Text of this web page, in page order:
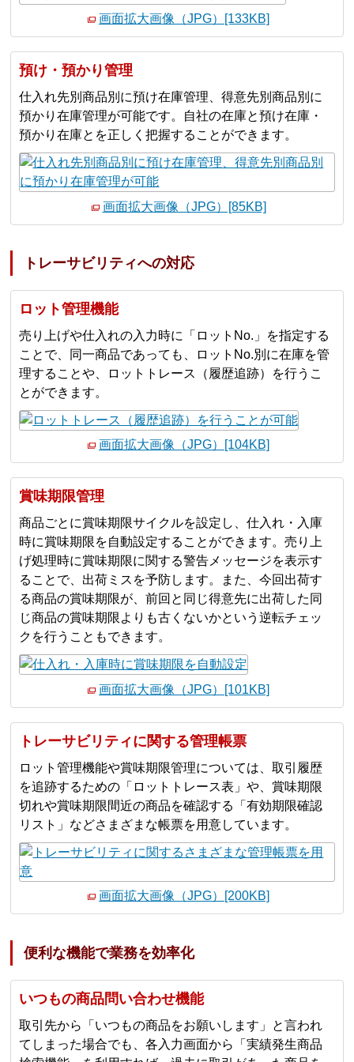
画面拡大画像（JPG）[133KB]
預け・預かり管理
仕入れ先別商品別に預け在庫管理、得意先別商品別に
預かり在庫管理が可能です。自社の在庫と預け在庫・
預かり在庫とを正しく把握することができます。
画面拡大画像（JPG）[85KB]
トレーサビリティへの対応
ロット管理機能
売り上げや仕入れの入力時に「ロットNo.」を指定する
ことで、同一商品であっても、ロットNo.別に在庫を管
理することや、ロットトレース（履歴追跡）を行うこ
とができます。
画面拡大画像（JPG）[104KB]
賞味期限管理
商品ごとに賞味期限サイクルを設定し、仕入れ・入庫
時に賞味期限を自動設定することができます。売り上
げ処理時に賞味期限に関する警告メッセージを表示す
ることで、出荷ミスを予防します。また、今回出荷す
る商品の賞味期限が、前回と同じ得意先に出荷した同
じ商品の賞味期限よりも古くないかという逆転チェッ
クを行うこともできます。
画面拡大画像（JPG）[101KB]
トレーサビリティに関する管理帳票
ロット管理機能や賞味期限管理については、取引履歴
を追跡するための「ロットトレース表」や、賞味期限
切れや賞味期限間近の商品を確認する「有効期限確認
リスト」などさまざまな帳票を用意しています。
画面拡大画像（JPG）[200KB]
便利な機能で業務を効率化
いつもの商品問い合わせ機能
取引先から「いつもの商品をお願いします」と言われ
てしまった場合でも、各入力画面から「実績発生商品